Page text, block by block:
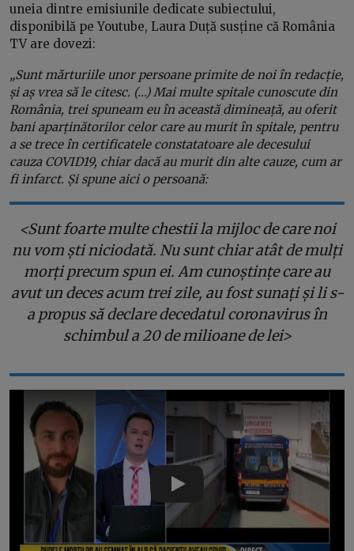
uneia dintre emisiunile dedicate subiectului,
disponibilă pe Youtube, Laura Duță susține că România
TV are dovezi:
„Sunt mărturiile unor persoane primite de noi în redacție,
și aș vrea să le citesc. (...) Mai multe spitale cunoscute din
România, trei spuneam eu în această dimineață, au oferit
bani aparținătorilor celor care au murit în spitale, pentru
a se trece în certificatele constatatoare ale decesului
cauza COVID19, chiar dacă au murit din alte cauze, cum ar
fi infarct. Și spune aici o persoană:
<Sunt foarte multe chestii la mijloc de care noi
nu vom ști niciodată. Nu sunt chiar atât de mulți
morți precum spun ei. Am cunoștințe care au
avut un deces acum trei zile, au fost sunați și li s-
a propus să declare decedatul coronavirus în
schimbul a 20 de milioane de lei>
Play